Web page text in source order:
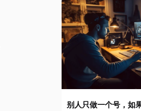
别人只做一个号，如